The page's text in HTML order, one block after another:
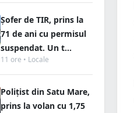
Șofer de TIR, prins la
71 de ani cu permisul
suspendat. Un t...
11 ore • Locale
Polițist din Satu Mare,
prins la volan cu 1,75